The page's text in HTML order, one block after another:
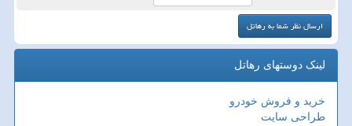
لینک دوستهای رهاتل
خرید و فروش خودرو
طراحی سایت